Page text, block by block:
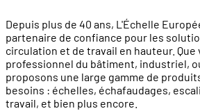
Depuis plus de 40 ans, L'Échelle
partenaire de confiance pour les
circulation et de travail en hauteur. Que
professionnel du bâtiment, industriel,
proposons une large gamme de
besoins : échelles, échafaudages,
travail, et bien plus encore.